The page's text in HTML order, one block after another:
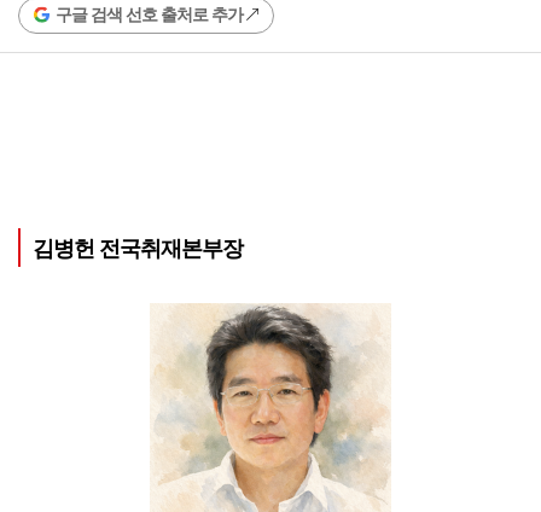
구글 검색 선호 출처로 추가
김병헌 전국취재본부장